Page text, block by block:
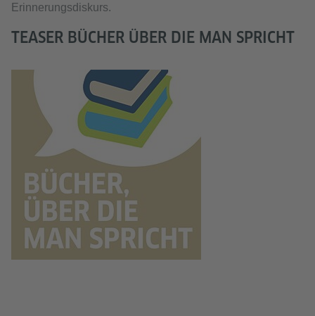
Erinnerungsdiskurs.
TEASER BÜCHER ÜBER DIE MAN SPRICHT